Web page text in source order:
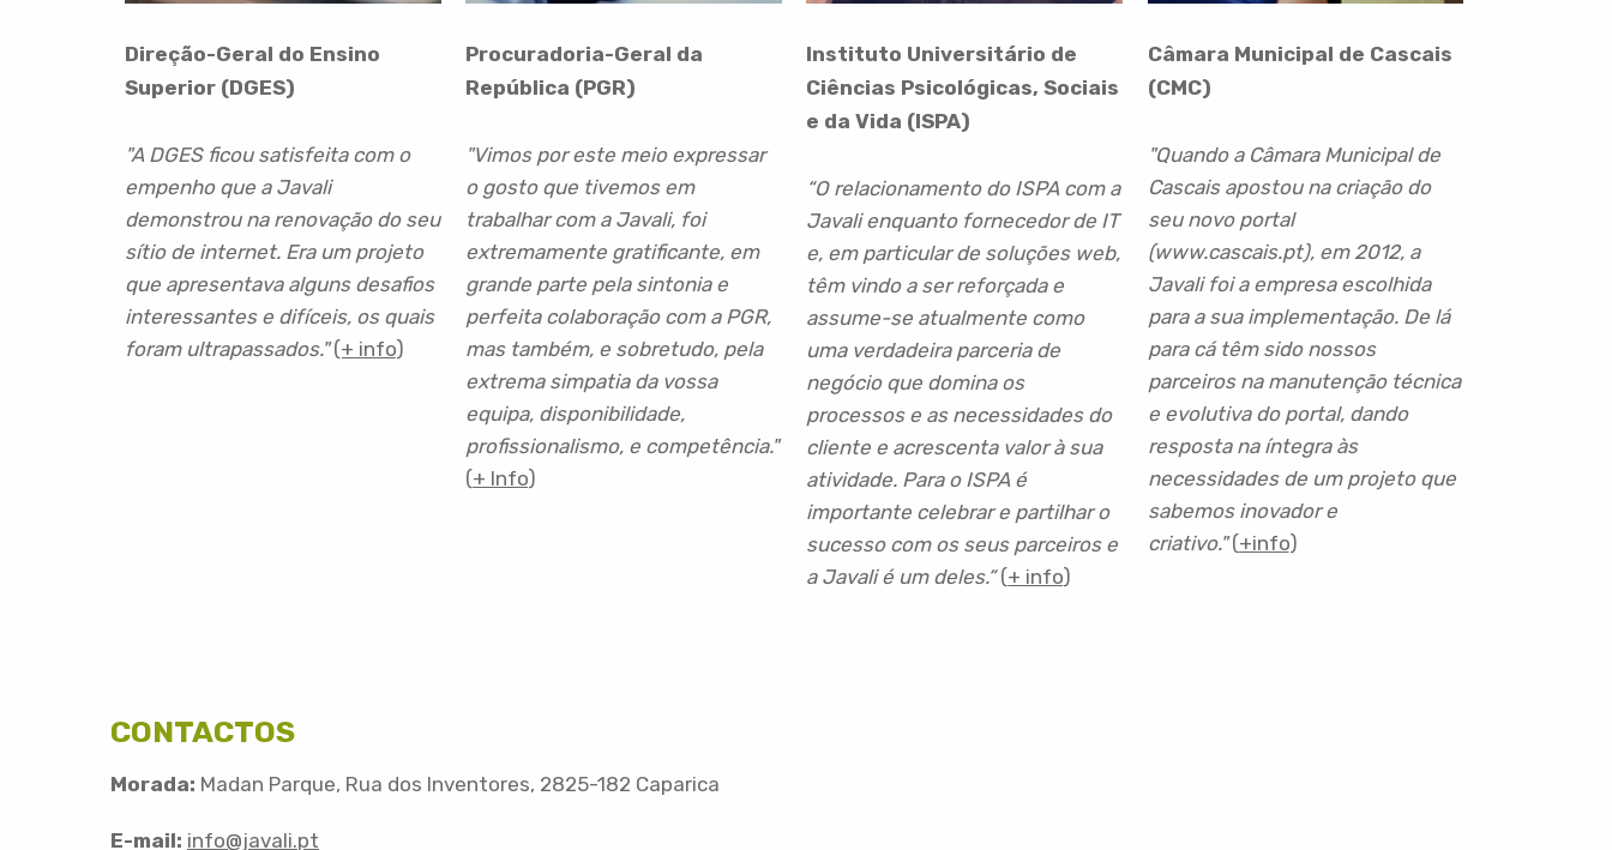
Direção-Geral do Ensino
Superior (DGES)
"A DGES ficou satisfeita com o
empenho que a Javali
demonstrou na renovação do seu
sítio de internet. Era um projeto
que apresentava alguns desafios
interessantes e difíceis, os quais
foram ultrapassados."(+ info)
Procuradoria-Geral da
República (PGR)
"Vimos por este meio expressar
o gosto que tivemos em
trabalhar com a Javali, foi
extremamente gratificante, em
grande parte pela sintonia e
perfeita colaboração com a PGR,
mas também, e sobretudo, pela
extrema simpatia da vossa
equipa, disponibilidade,
profissionalismo, e competência."
(+ Info)
Instituto Universitário de
Ciências Psicológicas, Sociais
e da Vida (ISPA)
“O relacionamento do ISPA com a
Javali enquanto fornecedor de IT
e, em particular de soluções web,
têm vindo a ser reforçada e
assume-se atualmente como
uma verdadeira parceria de
negócio que domina os
processos e as necessidades do
cliente e acrescenta valor à sua
atividade. Para o ISPA é
importante celebrar e partilhar o
sucesso com os seus parceiros e
a Javali é um deles.“(+ info)
Câmara Municipal de Cascais
(CMC)
"Quando a Câmara Municipal de
Cascais apostou na criação do
seu novo portal
(www.cascais.pt), em 2012, a
Javali foi a empresa escolhida
para a sua implementação. De lá
para cá têm sido nossos
parceiros na manutenção técnica
e evolutiva do portal, dando
resposta na íntegra às
necessidades de um projeto que
sabemos inovador e
criativo."(+info)
CONTACTOS
Morada: Madan Parque, Rua dos Inventores, 2825-182 Caparica
E-mail: info@javali.pt